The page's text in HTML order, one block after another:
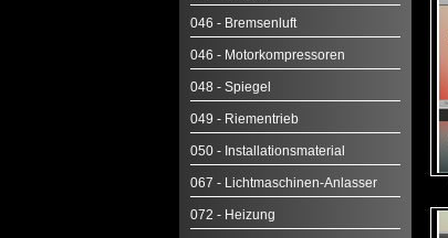
046 - Bremsenluft
046 - Motorkompressoren
048 - Spiegel
049 - Riementrieb
050 - Installationsmaterial
067 - Lichtmaschinen-Anlasser
072 - Heizung